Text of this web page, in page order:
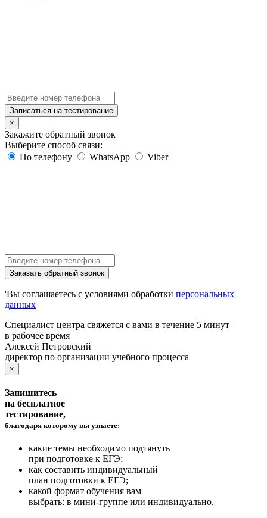
Записаться на тестирование
×
Закажите обратный звонок
Выберите способ связи:
По телефону
WhatsApp Viber
Заказать обратный звонок
'Вы соглашаетесь с условиями обработки персональных
данных
Специалист центра свяжется с вами в течение 5 минут
в рабочее время
Алексей Петровский
директор по организации учебного процесса
×
Запишитесь
на бесплатное
тестирование,
благодаря которому вы узнаете:
какие темы необходимо подтянуть
при подготовке к ЕГЭ;
как составить индивидуальный
план подготовки к ЕГЭ;
какой формат обучения вам
выбрать: в мини-группе или индивидуально.